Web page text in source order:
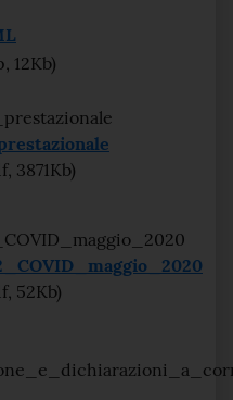
12Kb)
3871Kb)
52Kb)